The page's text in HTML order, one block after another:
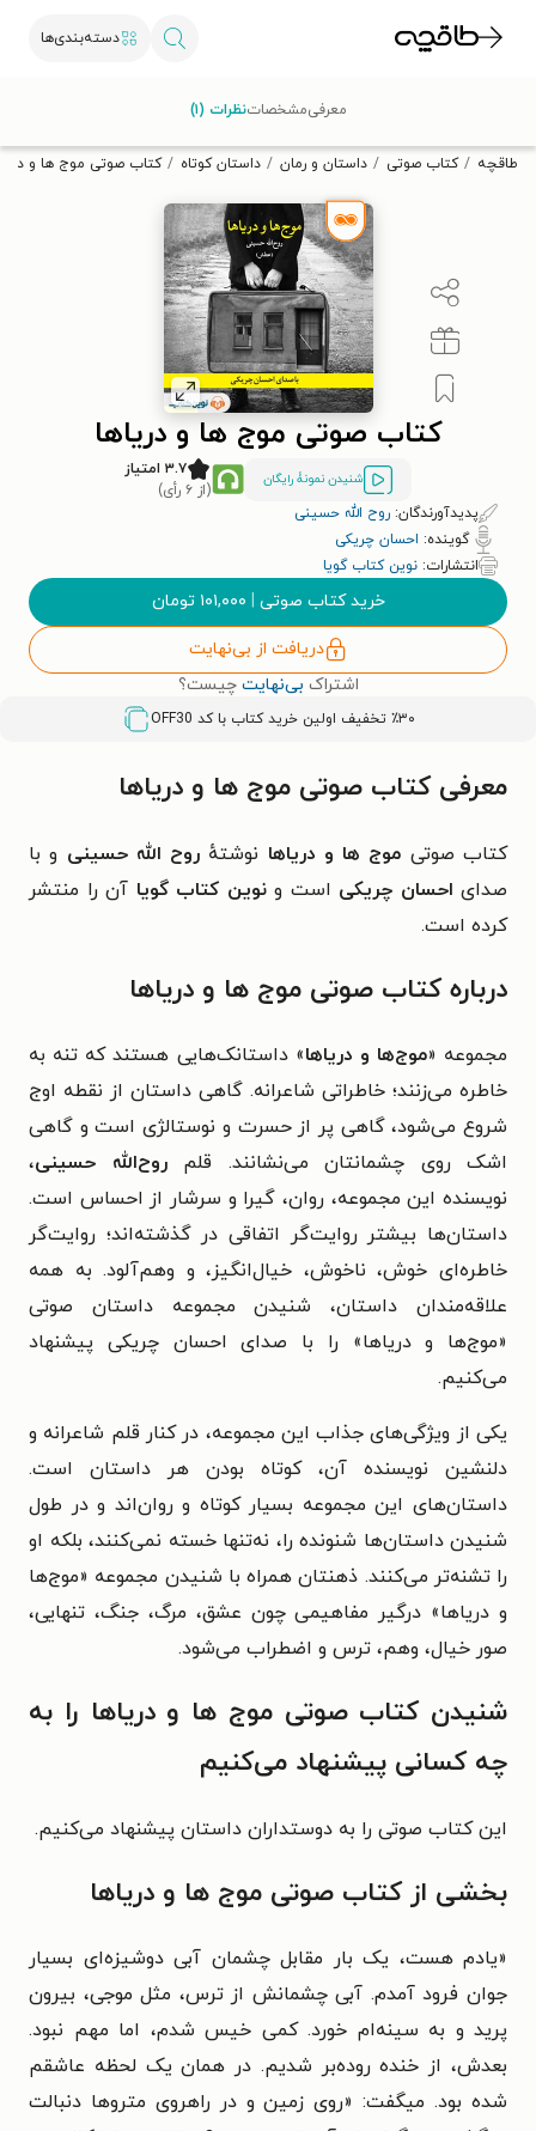
دسته‌بندی‌ها
تخفیف از طاقچه دریافت کن.
طاقچه کتاب صوتی داستان و رمان داستان کوتاه کتاب صوتی موج‌ ها و
کتاب صوتی موج‌ ها و دریاها
شنیدن نمونۀ رایگان
۳.۷ امتیاز
(از ۶ رأی)
پدیدآورندگان: روح الله حسینی
گوینده: احسان چریکی
انتشارات: نوین کتاب گویا
خرید کتاب صوتی | ۱۰۱,۰۰۰ تومان
دریافت از بی‌نهایت
اشتراک بی‌نهایت چیست؟
٪۳۰ تخفیف اولین خرید کتاب با کد OFF30
معرفیمشخصاتنظرات (۱)
معرفی کتاب صوتی موج‌ ها و دریاها
کتاب صوتی موج‌ ها و دریاها نوشتهٔ روح الله حسینی و با
صدای احسان چریکی است ونوین کتاب گویا آن را منتشر
کرده است.
درباره کتاب صوتی موج‌ ها و دریاها
مجموعه «موج‌ها و دریاها» داستانک‌هایی هستند که تنه به
خاطره می‌زنند؛ خاطراتی شاعرانه. گاهی داستان از نقطه اوج
شروع می‌شود، گاهی پر از حسرت و نوستالژی‌ است و گاهی
اشک روی چشمانتان می‌نشانند. قلمروح‌الله حسینی،
نویسنده‌ این مجموعه، روان، گیرا و سرشار از احساس است.
داستان‌ها بیشتر روایت‌گر اتفاقی در گذشته‌اند؛ روایت‌گر
خاطره‌ای خوش، ناخوش‌، خیال‌انگیز، و وهم‌آلود. به همه
علاقه‌مندان داستان، شنیدن مجموعه داستان صوتی
«موج‌ها و دریا‌ها» را با صدای احسان چریکی پیشنهاد
می‌کنیم.
یکی از ویژگی‌های جذاب این مجموعه، در کنار قلم شاعرانه و
دلنشین نویسنده آن، کوتاه بودن هر داستان است.
داستان‌های این مجموعه بسیار کوتاه و روان‌اند و در طول
شنیدن داستان‌ها شنونده را، نه‌تنها خسته نمی‌کنند، بلکه او
را تشنه‌تر می‌کنند. ذهنتان همراه با شنیدن مجموعه «موج‌ها
و دریاها» درگیر مفاهیمی چون عشق، مرگ، جنگ، تنهایی،
صور خیال، وهم، ترس و اضطراب می‌شود.
شنیدن کتاب صوتی موج‌ ها و دریاها را به
چه کسانی پیشنهاد می‌کنیم
این کتاب صوتی را به دوستداران داستان پیشنهاد می‌کنیم.
بخشی از کتاب صوتی موج‌ ها و دریاها
«یادم هست، یک بار مقابل چشمان آبی دوشیزه‏‌ای بسیار
جوان‏ فرود آمدم. آبی چشمانش از ترس، مثل موجی، بیرون
پرید و به سینه‌ام خورد. کمی خیس شدم، اما مهم نبود.
بعدش، از خنده روده‌‏بر شدیم. در همان یک لحظه عاشقم
شده بود. می‏گفت: «روی زمین و در راهروی متروها دنبالت